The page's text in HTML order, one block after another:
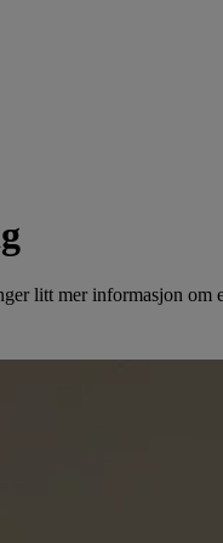
litt mer informasjon om